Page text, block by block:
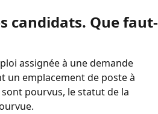
candidats. Que faut-
assignée à une demande
un emplacement de poste à
pourvus, le statut de la